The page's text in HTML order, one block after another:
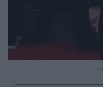
Πρόσωπα